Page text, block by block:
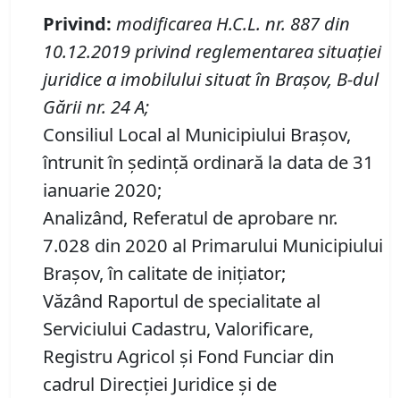
Privind: modificarea H.C.L. nr. 887din
10.12.2019 privind reglementarea situației
juridice a imobilului situat în Brașov, B-dul
Gării nr. 24 A;
Consiliul Local al Municipiului Brașov,
întrunit în ședință ordinară la data de 31
ianuarie 2020;
Analizând, Referatul de aprobare nr.
7.028 din 2020 al Primarului Municipiului
Brașov, în calitate de inițiator;
Văzând Raportul de specialitate al
Serviciului Cadastru, Valorificare,
Registru Agricol şi Fond Funciar din
cadrul Direcţiei Juridice şi de